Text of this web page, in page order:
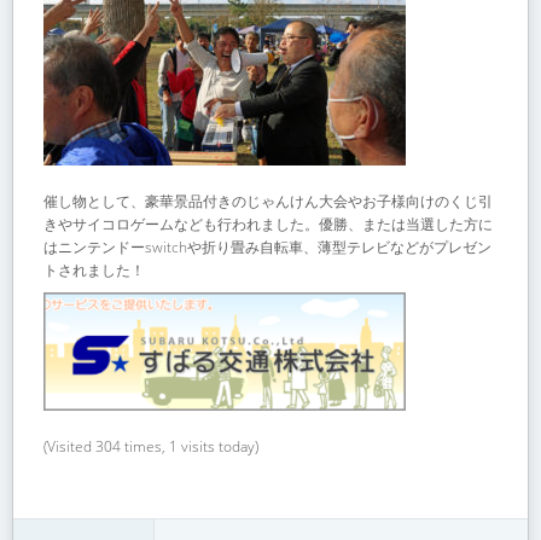
催し物として、豪華景品付きのじゃんけん大会やお子様向けのくじ引
きやサイコロゲームなども行われました。優勝、または当選した方に
はニンテンドーswitchや折り畳み自転車、薄型テレビなどがプレゼン
トされました！
(Visited 304 times, 1 visits today)